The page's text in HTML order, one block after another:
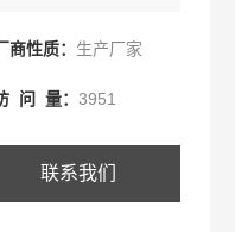
商性质： 生产厂家
问 量： 3951
联系我们